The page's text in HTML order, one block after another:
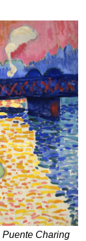
Puente Charing